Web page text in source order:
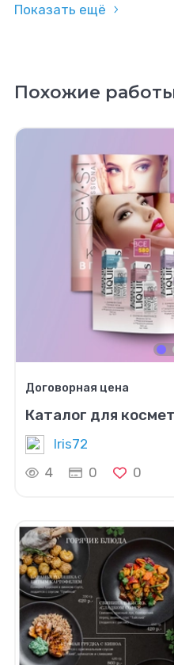
Показать ещё
Похожие
Договорная цена
Каталог для
Iris72
4
0 0